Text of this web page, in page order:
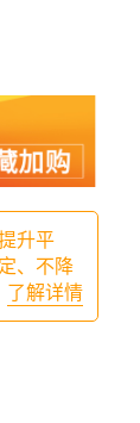
升平
、不降
了解详情